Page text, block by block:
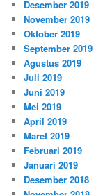
Desember 2019
November 2019
Oktober 2019
September 2019
Agustus 2019
Juli 2019
Juni 2019
Mei 2019
April 2019
Maret 2019
Februari 2019
Januari 2019
Desember 2018